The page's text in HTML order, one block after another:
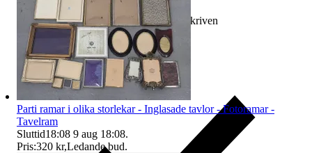
Ersättning om varan inte är som beskriven
Parti ramar i olika storlekar - Inglasade tavlor - Fotoramar -
Tavelram
Sluttid18:08 9 aug 18:08.
Pris:320 kr,Ledande bud.